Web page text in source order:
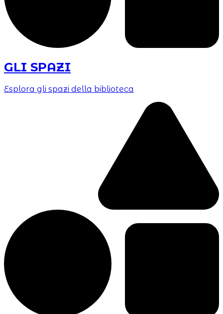
GLI SPAZI
Esplora gli spazi della biblioteca